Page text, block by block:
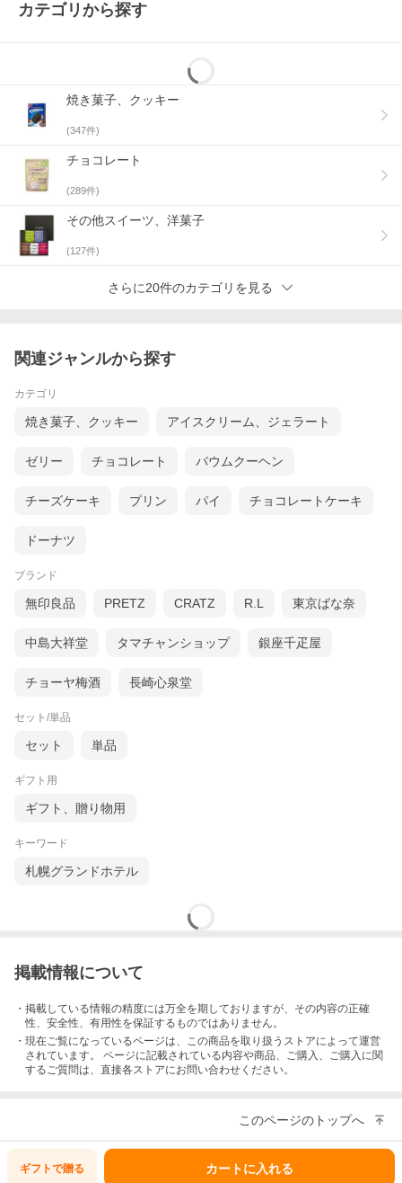
カテゴリから探す
焼き菓子、クッキー
(347件)
チョコレート
(289件)
その他スイーツ、洋菓子
(127件)
さらに20件のカテゴリを見る
関連ジャンルから探す
カテゴリ
焼き菓子、クッキー アイスクリーム、ジェラート
ゼリー チョコレート バウムクーヘン
チーズケーキ プリン パイ チョコレートケーキ
ドーナツ
ブランド
無印良品 PRETZ CRATZ R.L 東京ばな奈
中島大祥堂 タマチャンショップ 銀座千疋屋
チョーヤ梅酒 長崎心泉堂
セット/単品
セット 単品
ギフト用
ギフト、贈り物用
キーワード
札幌グランドホテル
掲載情報について
・掲載している情報の精度には万全を期しておりますが、その内容の正確
性、安全性、有用性を保証するものではありません。
・現在ご覧になっているページは、この商品を取り扱うストアによって運営
されています。 ページに記載されている内容や商品、ご購入 、ご購入に関
するご質問は、直接各ストアにお問い合わせください。
このページのトップへ
ギフトで贈る カートに入れる